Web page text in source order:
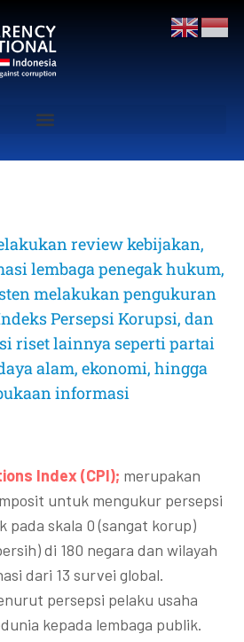
review kebijakan,
lembaga penegak hukum,
melakukan pengukuran
Persepsi Korupsi, dan
riset lainnya seperti partai
alam, ekonomi, hingga
informasi
Index (CPI); merupakan
untuk mengukur persepsi
pada skala 0 (sangat korup)
di 180 negara dan wilayah
dari 13 survei global.
persepsi pelaku usaha
kepada lembaga publik.